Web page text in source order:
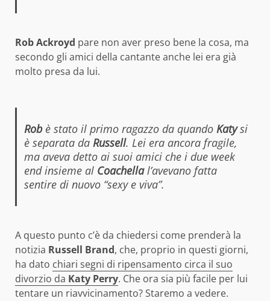
Rob Ackroyd pare non aver preso bene la cosa, ma
secondo gli amici della cantante anche lei era già
molto presa da lui.
Rob è stato il primo ragazzo da quandoKatysi
è separata da Russell. Lei era ancora fragile,
ma aveva detto ai suoi amici che i due week
end insieme al Coachellal’avevano fatta
sentire di nuovo “sexy e viva”.
A questo punto c’è da chiedersi come prenderà la
notizia Russell Brand, che, proprio in questi giorni,
ha dato chiari segni di ripensamento circa il suo
divorzio da Katy Perry. Che ora sia più facile per lui
tentare un riavvicinamento? Staremo a vedere.